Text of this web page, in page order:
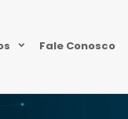
Fale Conosco